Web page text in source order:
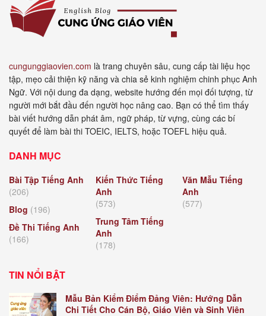
cungunggiaovien.com là trang chuyên sâu, cung cấp tài liệu học
tập, mẹo cải thiện kỹ năng và chia sẻ kinh nghiệm chinh phục Anh
Ngữ. Với nội dung đa dạng, website hướng đến mọi đối tượng, từ
người mới bắt đầu đến người học nâng cao. Bạn có thể tìm thấy
bài viết hướng dẫn phát âm, ngữ pháp, từ vựng, cùng các bí
quyết để làm bài thi TOEIC, IELTS, hoặc TOEFL hiệu quả.
DANH MỤC
Bài Tập Tiếng Anh
(206)
Blog (196)
Đề Thi Tiếng Anh
(166)
Kiến Thức Tiếng
Anh
(573)
Trung Tâm Tiếng
Anh
(178)
Văn Mẫu Tiếng
Anh
(577)
TIN NỔI BẬT
Mẫu Bản Kiểm Điểm Đảng Viên: Hướng Dẫn
Chi Tiết Cho Cán Bộ, Giáo Viên và Sinh Viên